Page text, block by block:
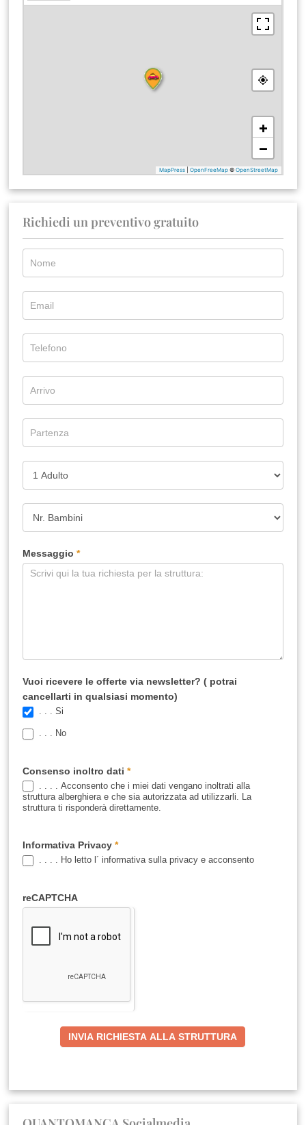
Richiedi un preventivo gratuito
Messaggio*
Vuoi ricevere le offerte via newsletter? ( potrai
cancellarti in qualsiasi momento)
. . . Si
. . . No
Consenso inoltro dati*
. . . . Acconsento che i miei dati vengano inoltrati alla
struttura alberghiera e che sia autorizzata ad utilizzarli. La
struttura ti risponderà direttamente.
Informativa Privacy*
. . . . Ho letto l´ informativa sulla privacy e acconsento
reCAPTCHA
INVIA RICHIESTA ALLA STRUTTURA